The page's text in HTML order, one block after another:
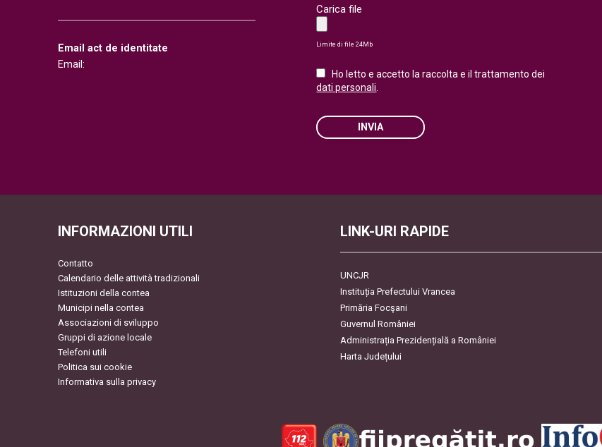
Email act de identitate
Email:
Carica file
Limite di file 24Mb
Ho letto e accetto la raccolta e il trattamento dei
dati personali.
INVIA
INFORMAZIONI UTILI
Contatto
Calendario delle attività tradizionali
Istituzioni della contea
Municipi nella contea
Associazioni di sviluppo
Gruppi di azione locale
Telefoni utili
Politica sui cookie
Informativa sulla privacy
LINK-URI RAPIDE
UNCJR
Instituția Prefectului Vrancea
Primăria Focşani
Guvernul României
Administrația Prezidențială a României
Harta Județului